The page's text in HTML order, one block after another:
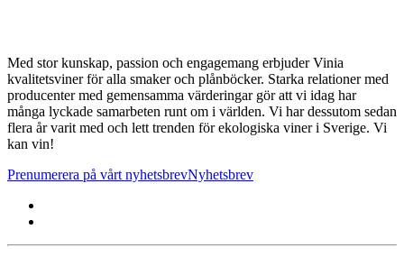
Med stor kunskap, passion och engagemang erbjuder Vinia
kvalitetsviner för alla smaker och plånböcker. Starka relationer med
producenter med gemensamma värderingar gör att vi idag har
många lyckade samarbeten runt om i världen. Vi har dessutom sedan
flera år varit med och lett trenden för ekologiska viner i Sverige. Vi
kan vin!
Prenumerera på vårt nyhetsbrevNyhetsbrev